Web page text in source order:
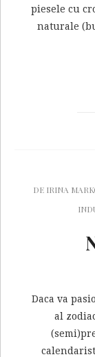
piesele cu
naturale
DE IRINA
Daca va
al